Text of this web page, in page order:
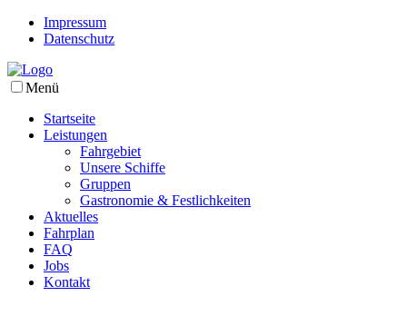
Impressum
Datenschutz
Menü
Startseite
Leistungen
Fahrgebiet
Unsere Schiffe
Gruppen
Gastronomie & Festlichkeiten
Aktuelles
Fahrplan
FAQ
Jobs
Kontakt